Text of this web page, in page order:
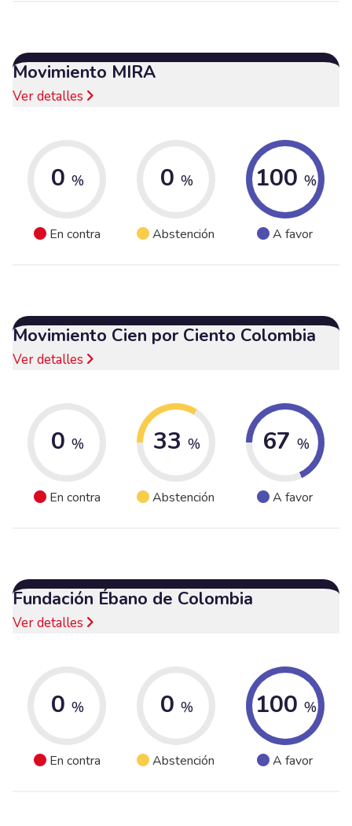
Movimiento MIRA
Ver detalles
0 %
En contra
0 %
Abstención
100 %
A favor
Movimiento Cien por Ciento Colombia
Ver detalles
0 %
En contra
33 %
Abstención
67 %
A favor
Fundación Ébano de Colombia
Ver detalles
0 %
En contra
0 %
Abstención
100 %
A favor